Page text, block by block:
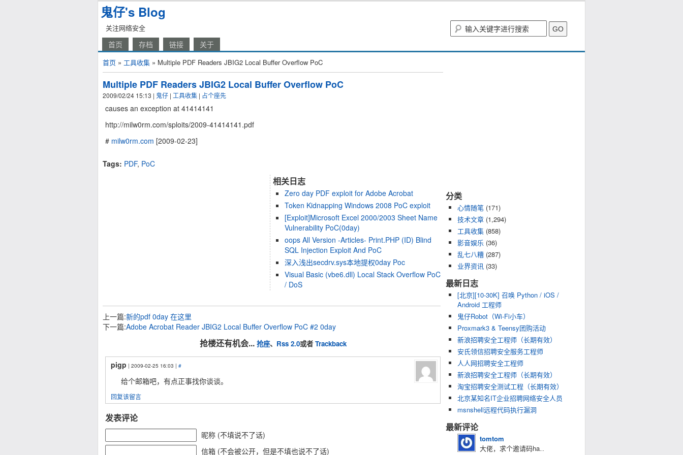
鬼仔's Blog
关注网络安全
首页 存档 链接 关于
首页 » 工具收集 » Multiple PDF Readers JBIG2 Local Buffer Overflow PoC
Multiple PDF Readers JBIG2 Local Buffer Overflow PoC
2009/02/24 15:13 | 鬼仔 | 工具收集 | 占个座先
causes an exception at 41414141
http://milw0rm.com/sploits/2009-41414141.pdf
# milw0rm.com [2009-02-23]
Tags: PDF, PoC
相关日志
Zero day PDF exploit for Adobe Acrobat
Token Kidnapping Windows 2008 PoC exploit
[Exploit]Microsoft Excel 2000/2003 Sheet Name
Vulnerability PoC(0day)
oops All Version -Articles- Print.PHP (ID) Blind
SQL Injection Exploit And PoC
深入浅出secdrv.sys本地提权0day Poc
Visual Basic (vbe6.dll) Local Stack Overflow PoC
/ DoS
上一篇:新的pdf 0day 在这里
下一篇:Adobe Acrobat Reader JBIG2 Local Buffer Overflow PoC #2 0day
抢楼还有机会... 抢座、 Rss 2.0或者 Trackback
pigp | 2009-02-25 16:03 | #
给个邮箱吧，有点正事找你谈谈。
回复该留言
发表评论
昵称 (不填说不了话)
信箱 (不会被公开，但是不填也说不了话)
分类
心情随笔 (171)
技术文章 (1,294)
工具收集 (858)
影音娱乐 (36)
乱七八糟 (287)
业界资讯 (33)
最新日志
[北京][10-30K] 召唤 Python / iOS /
Android 工程师
鬼仔Robot（Wi-Fi小车）
Proxmark3 & Teensy团购活动
新浪招聘安全工程师（长期有效）
安氏领信招聘安全服务工程师
人人网招聘安全工程师
新浪招聘安全工程师（长期有效）
淘宝招聘安全测试工程（长期有效）
北京某知名IT企业招聘网络安全人员
msnshell远程代码执行漏洞
最新评论
tomtom
大佬，求个邀请码ha...